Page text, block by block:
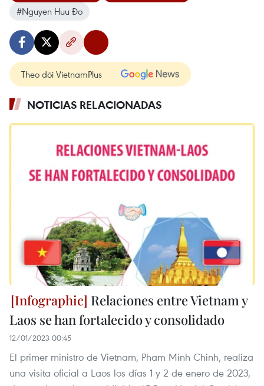
#Nguyen Huu Đo
Theo dõi VietnamPlus
NOTICIAS RELACIONADAS
Relaciones entre Vietnam y
Laos se han fortalecido y consolidado
12/01/2023 00:45
El primer ministro de Vietnam, Pham Minh Chinh, realiza
una visita oficial a Laos los días 1 y 2 de enero de 2023,